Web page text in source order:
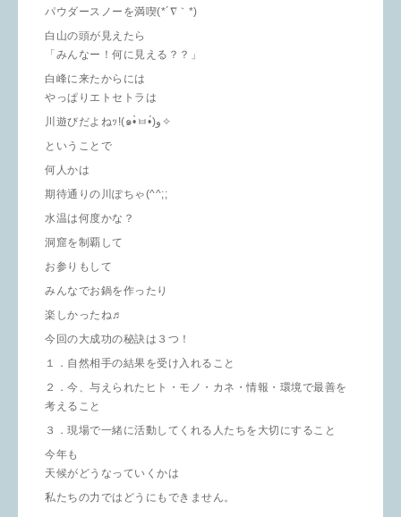
パウダースノーを満喫(*´∇｀*)
白山の頭が見えたら
「みんなー！何に見える？？」
白峰に来たからには
やっぱりエトセトラは
川遊びだよねｯ!(๑•̀ㅂ•́)و✧
ということで
何人かは
期待通りの川ぽちゃ(^^;;
水温は何度かな？
洞窟を制覇して
お参りもして
みんなでお鍋を作ったり
楽しかったね♬
今回の大成功の秘訣は３つ！
１．自然相手の結果を受け入れること
２．今、与えられたヒト・モノ・カネ・情報・環境で最善を
考えること
３．現場で一緒に活動してくれる人たちを大切にすること
今年も
天候がどうなっていくかは
私たちの力ではどうにもできません。